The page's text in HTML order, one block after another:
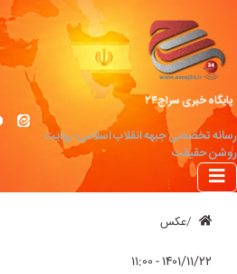
پایگاه خبری سراج۲۴
رسانه تخصصی جبهه انقلاب اسلامی؛ روایت
روشن حقیقت
عکس
۱۴۰۱/۱۱/۲۲ - ۱۱:۰۰